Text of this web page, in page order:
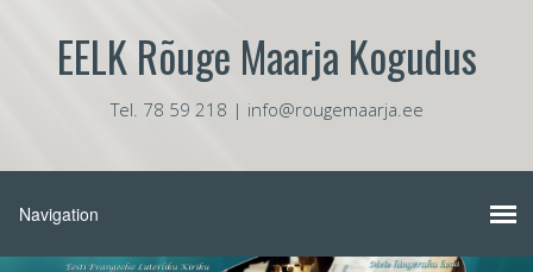
EELK Rõuge Maarja Kogudus
Tel. 78 59 218 | info@rougemaarja.ee